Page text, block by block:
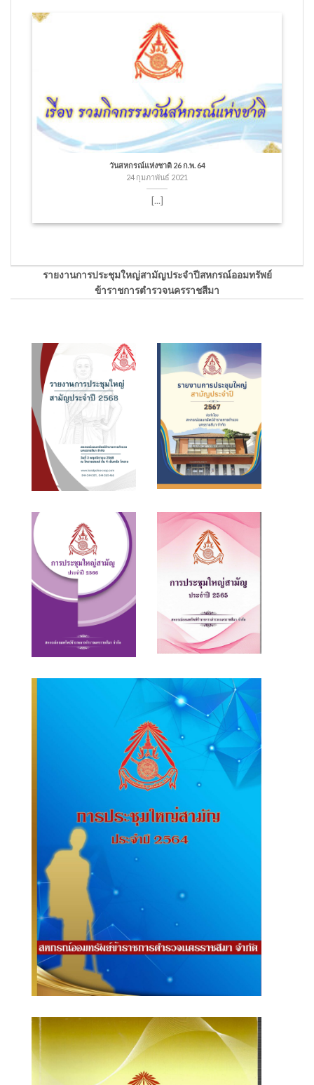
วันสหกรณ์แห่งชาติ 26 ก.พ. 64
24 กุมภาพันธ์ 2021
[...]
รายงานการประชุมใหญ่สามัญประจำปีสหกรณ์ออมทรัพย์
ข้าราชการตำรวจนครราชสีมา